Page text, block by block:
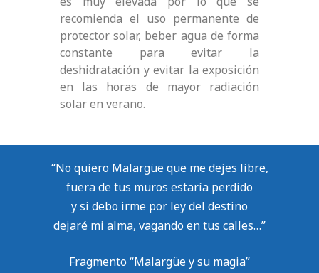
recomienda el uso permanente de
protector solar, beber agua de forma
constante para evitar la
deshidratación y evitar la exposición
en las horas de mayor radiación
solar en verano.
“No quiero Malargüe que me dejes libre,
fuera de tus muros estaría perdido
y si debo irme por ley del destino
dejaré mi alma, vagando en tus calles…”
Fragmento “Malargüe y su magia”